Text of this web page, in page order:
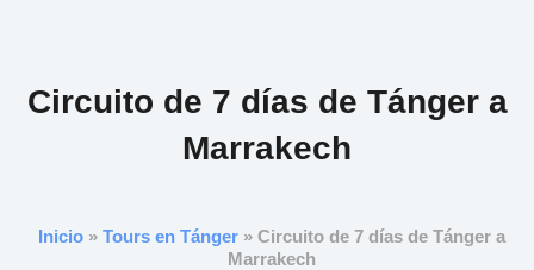
Circuito de 7 días de Tánger a
Marrakech
Inicio » Tours en Tánger » Circuito de 7 días de Tánger a
Marrakech